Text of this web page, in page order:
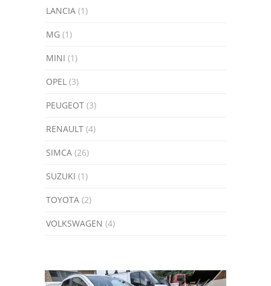
LANCIA (1)
MG (1)
MINI (1)
OPEL (3)
PEUGEOT (3)
RENAULT (4)
SIMCA (26)
SUZUKI (1)
TOYOTA (2)
VOLKSWAGEN (4)